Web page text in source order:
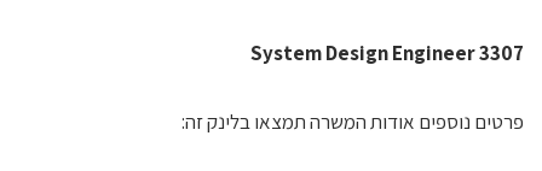
System Design Engineer
נוספים אודות המשרה תמצאו בלינק זה: